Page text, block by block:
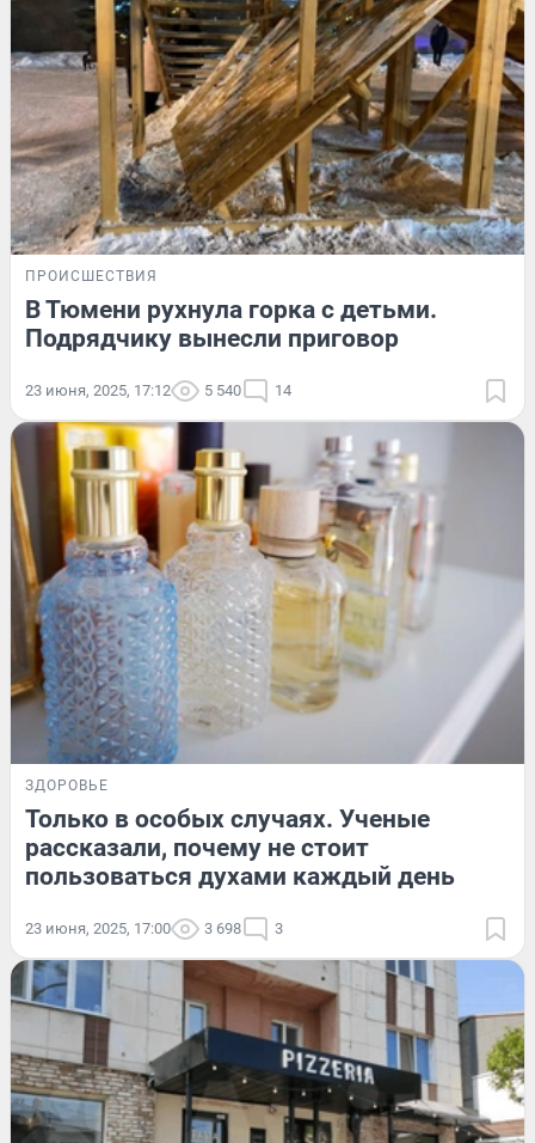
ПРОИСШЕСТВИЯ
В Тюмени рухнула горка с детьми.
Подрядчику вынесли приговор
23 июня, 2025, 17:12 5 540 14
ЗДОРОВЬЕ
Только в особых случаях. Ученые
рассказали, почему не стоит
пользоваться духами каждый день
23 июня, 2025, 17:00 3 698 3